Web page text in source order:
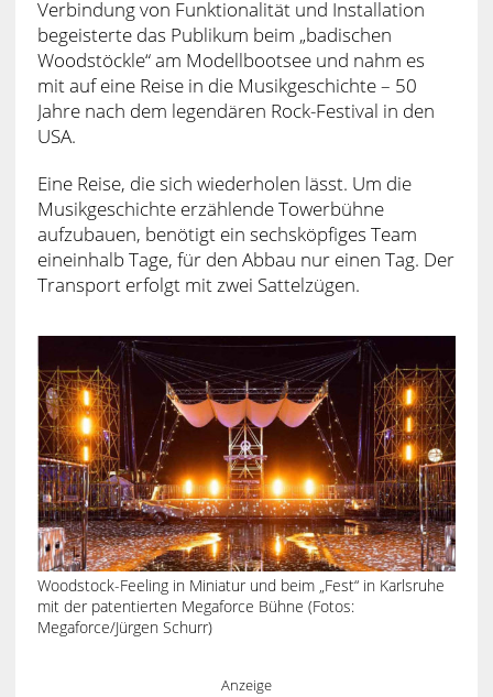
Verbindung von Funktionalität und Installation
begeisterte das Publikum beim „badischen
Woodstöckle“ am Modellbootsee und nahm es
mit auf eine Reise in die Musikgeschichte – 50
Jahre nach dem legendären Rock-Festival in den
USA.
Eine Reise, die sich wiederholen lässt. Um die
Musikgeschichte erzählende Towerbühne
aufzubauen, benötigt ein sechsköpfiges Team
eineinhalb Tage, für den Abbau nur einen Tag. Der
Transport erfolgt mit zwei Sattelzügen.
Woodstock-Feeling in Miniatur und beim „Fest“ in Karlsruhe
mit der patentierten Megaforce Bühne (Fotos:
Megaforce/Jürgen Schurr)
Anzeige